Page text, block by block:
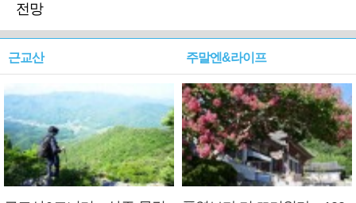
전망
근교산 주말엔&라이프